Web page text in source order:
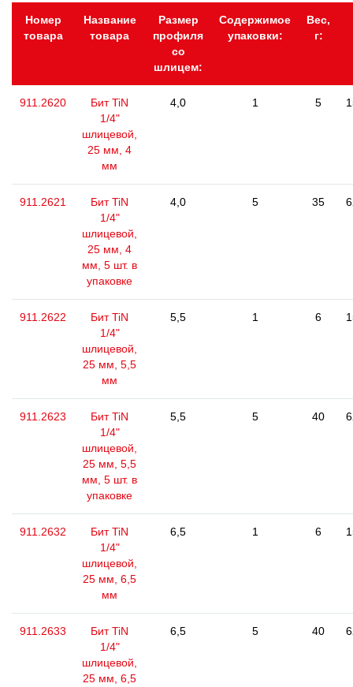
Номер
товара
Название
товара
Размер
профиля
со
шлицем:
Содержимое
упаковки:
Вес,
г:
911.2620
Бит TiN
1/4"
шлицевой,
25 мм, 4
мм
4,0 1 5
911.2621
Бит TiN
1/4"
шлицевой,
25 мм, 4
мм, 5 шт. в
упаковке
4,0 5 35
911.2622
Бит TiN
1/4"
шлицевой,
25 мм, 5,5
мм
5,5 1 6
911.2623
Бит TiN
1/4"
шлицевой,
25 мм, 5,5
мм, 5 шт. в
упаковке
5,5 5 40
911.2632
Бит TiN
1/4"
шлицевой,
25 мм, 6,5
мм
6,5 1 6
911.2633
Бит TiN
1/4"
шлицевой,
25 мм, 6,5
6,5 5 40